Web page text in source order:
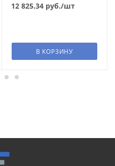
12 825.34 руб./шт
В КОРЗИНУ